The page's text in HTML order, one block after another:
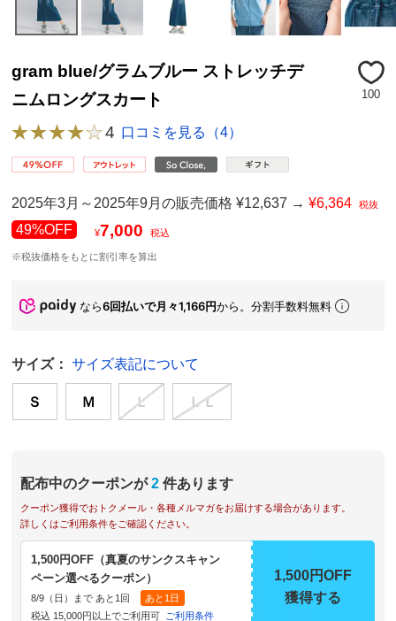
gram blue/グラムブルー ストレッチデ
ニムロングスカート
100
4 口コミを見る（4）
2025年3月～2025年9月の販売価格 ¥12,637 →¥6,364 税抜
49%OFF ¥7,000 税込
※税抜価格をもとに割引率を算出
なら6回払いで月々1,166円から。分割手数料無料
サイズ： サイズ表記について
Ｓ Ｍ Ｌ ＬＬ
配布中のクーポンが 2 件あります
クーポン獲得でおトクメール・各種メルマガをお届けする場合があります。
詳しくはご利用条件をご確認ください。
1,500円OFF（真夏のサンクスキャン
ペーン選べるクーポン）
8/9（日）まで あと1回
あと1日
税込 15,000円以上でご利用可
ご利用条件
1,500円OFF
獲得する